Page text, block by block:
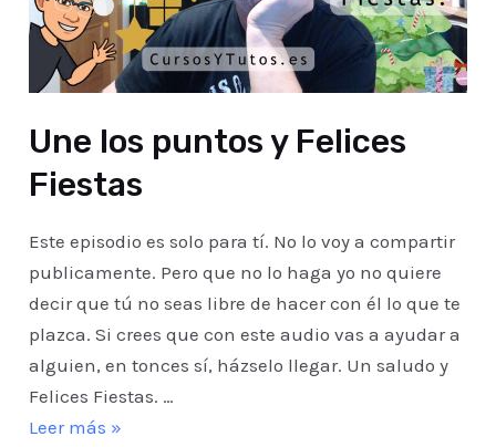
Une los puntos y Felices
Fiestas
Este episodio es solo para tí. No lo voy a compartir
publicamente. Pero que no lo haga yo no quiere
decir que tú no seas libre de hacer con él lo que te
plazca. Si crees que con este audio vas a ayudar a
alguien, en tonces sí, házselo llegar. Un saludo y
Felices Fiestas. …
Une
Leer más »